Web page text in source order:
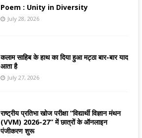
Poem : Unity in Diversity
July 28, 2026
कलाम साहिब के हाथ का दिया हुआ मट्ठा बार-बार याद
आता है
July 27, 2026
राष्ट्रीय प्रतिभा खोज परीक्षा “विद्यार्थी विज्ञान मंथन
(VVM) 2026-27” में छात्रों के ऑनलाइन
पंजीकरण शुरू